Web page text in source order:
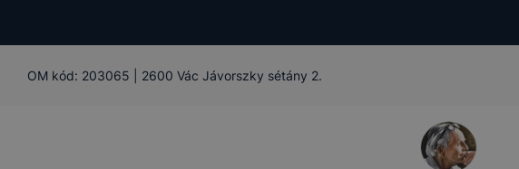
OM kód: 203065 2600 Vác Jávorszky sétány 2.